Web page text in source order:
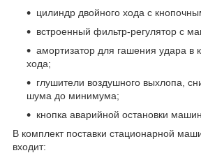
цилиндр двойного хода с
встроенный фильтр-регулятор с
амортизатор для гашения удара в
хода;
глушители воздушного выхлопа,
шума до минимума;
кнопка аварийной остановки
В комплект поставки стационарной
входит: